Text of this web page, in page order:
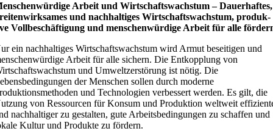
Arbeit und Wirtschaftswachstum – Dau­e­r­haf­tes,
und nach­hal­ti­ges Wirt­schafts­wachs­tum, pro­duk­
Vollbe­schäf­ti­gung und men­schen­wür­dige Arbeit für alle
ein nachhaltiges Wirtschaftswachstum wird Armut beseitigen und
Arbeit für alle sichern. Die Entkopplung von
und Umweltzerstörung ist nötig. Die
der Menschen sollen durch moderne
und Technologien verbessert werden. Es gilt, die
von Ressourcen für Konsum und Produktion weltweit
nachhaltiger zu gestalten, gute Arbeitsbedingungen zu schaffen und
Kultur und Produkte zu fördern.